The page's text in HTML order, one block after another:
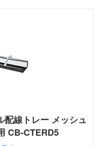
配線トレー メッシュ
CB-CTERD5